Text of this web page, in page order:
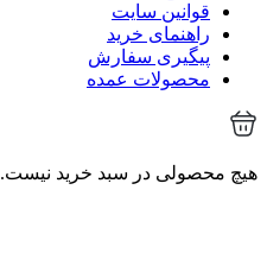
قوانین سایت
راهنمای خرید
پیگیری سفارش
محصولات عمده
هیچ محصولی در سبد خرید نیست.